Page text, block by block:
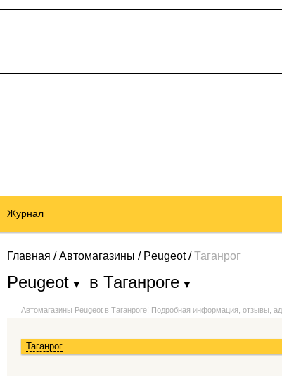
Журнал
Главная /Автомагазины / Peugeot/Таганрог
Peugeot в Таганроге
Автомагазины Peugeot в Таганроге! Подробная информация, отзывы,
Таганрог